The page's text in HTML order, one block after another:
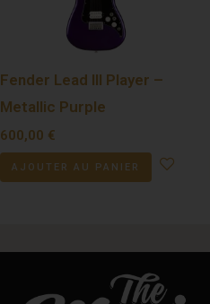
Fender Lead III Player –
Metallic Purple
600,00 €
AJOUTER AU PANIER